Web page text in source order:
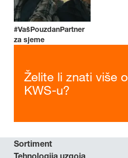
#VašPouzdanPartner
za sjeme
Želite li znati više o
KWS-u?
Sortiment